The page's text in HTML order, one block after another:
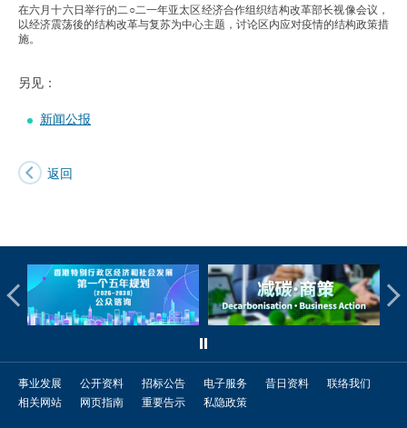
在六月十六日举行的二○二一年亚太区经济合作组织结构改革部长视像会议，
以经济震荡後的结构改革与复苏为中心主题，讨论区内应对疫情的结构政策措
施。
另见：
新闻公报
返回
事业发展 公开资料 招标公告 电子服务 昔日资料
联络我们
相关网站
网页指南 重要告示 私隐政策